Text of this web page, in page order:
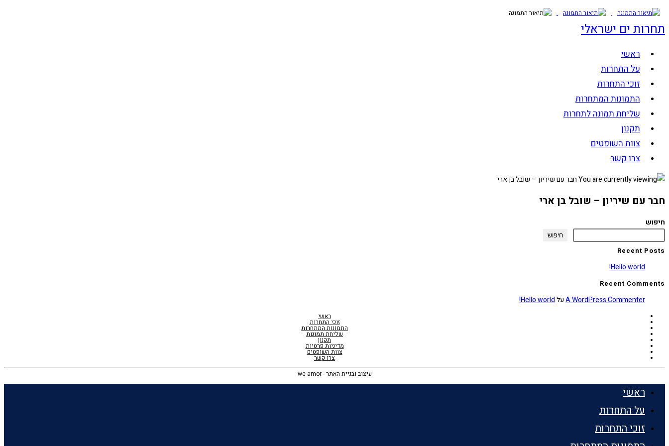
Skip
content
תחרות ים ישראלי
ראשי
על התחרות
זוכי התחרות
התמונות המתחרות
שליחת תמונה לתחרות
תקנון
צוות השופטים
צרו קשר
חבר עם שיריון – שובל בן ארי
חיפוש
חיפוש
Recent Posts
Hello world!
Recent Comments
A WordPress CommenterעלHello world!
ראשי
זוכי התחרות
התמונות המתחרות
שליחת תמונות
תקנון
מדיניות פרטיות
צוות השופטים
צרו קשר
עיצוב ובניית האתר - we amor
ראשי
על התחרות
זוכי התחרות